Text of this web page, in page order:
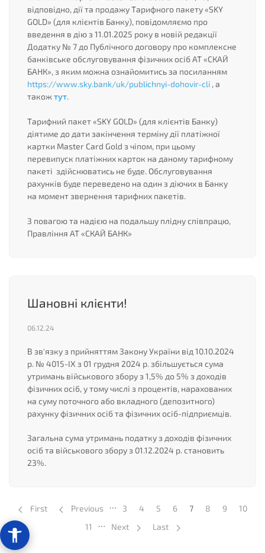
відповідно, дії та продажу Тарифного пакету «SKY
GOLD» (для клієнтів Банку), повідомляємо про
введення в дію з 11.01.2025 року в новій редакції
Додатку № 7 до Публічного договору про комплексне
банківське обслуговування фізичних осіб АТ «СКАЙ
БАНК», з яким можна ознайомитись за посиланням
https://www.sky.bank/uk/publichnyi-dohovir-cli , а
такожтут.
Тарифний пакет «SKY GOLD» (для клієнтів Банку)
діятиме до дати закінчення терміну дії платіжної
картки Master Card Gold з чіпом, при цьому
перевипуск платіжних карток на даному тарифному
пакеті здійснюватись не буде. Обслуговування
рахунків буде переведено на один з діючих в Банку
на момент звернення тарифних пакетів.
З повагою та надією на подальшу плідну співпрацю,
Правління АТ «СКАЙ БАНК»
Шановні клієнти!
06.12.24
В зв'язку з прийняттям Закону України від 10.10.2024
р. № 4015-ІХ з 01 грудня 2024 р. збільшується сума
утримань військового збору з 1,5% до 5% з доходів
фізичних осіб, у тому числі з процентів, нарахованих
на суму поточного або вкладного (депозитного)
рахунку фізичних осіб та фізичних осіб-підприємців.
Загальна сума утримань податку з доходів фізичних
осіб та військового збору з 01.12.2024 р. становить
23%.
Розбивка
на
сторінки
First Previous … Page
3 Page
4 Page
5 Page
6 7 Page
8 Page
9 Page
10
Page
11 … Next Last